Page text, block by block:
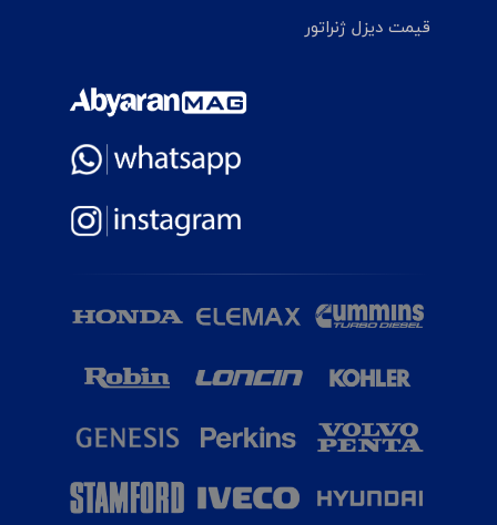
قیمت دیزل ژنراتور